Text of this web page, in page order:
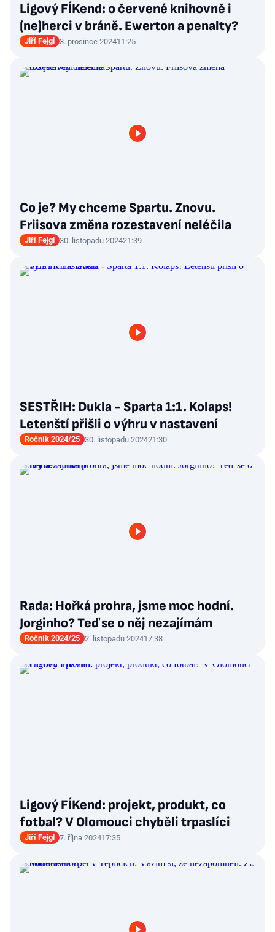
Ligový FÍKend: o červené knihovně i
(ne)herci v bráně. Ewerton a penalty?
Jiří Fejgl 3. prosince 202411:25
Co je? My chceme Spartu. Znovu.
Friisova změna rozestavení neléčila
Jiří Fejgl 30. listopadu 202421:39
SESTŘIH: Dukla - Sparta 1:1. Kolaps!
Letenští přišli o výhru v nastavení
Ročník 2024/25 30. listopadu 202421:30
Rada: Hořká prohra, jsme moc hodní.
Jorginho? Teď se o něj nezajímám
Ročník 2024/25 2. listopadu 202417:38
Ligový FÍKend: projekt, produkt, co
fotbal? V Olomouci chyběli trpaslíci
Jiří Fejgl 7. října 202417:35